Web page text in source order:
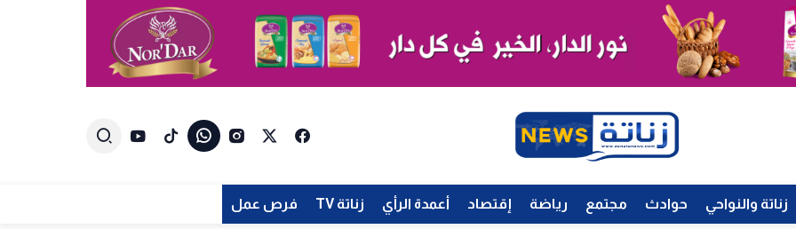
زناتة والنواحي حوادث مجتمع رياضة إقتصاد أعمدة الرأي زناتة TV فرص عمل